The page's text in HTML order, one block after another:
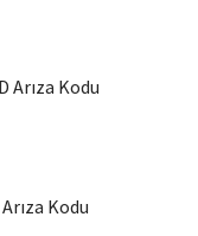
Arıza Kodu
Kodu